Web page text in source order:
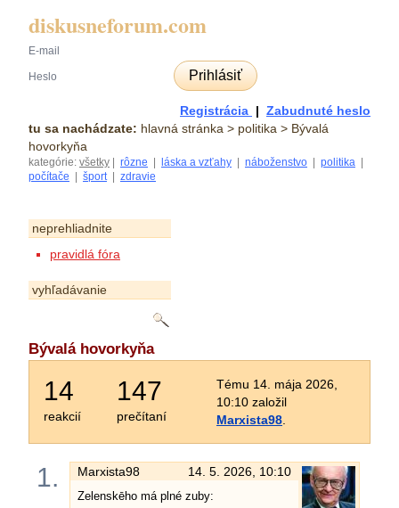
diskusneforum.com
Prihlásiť
Registrácia | Zabudnuté heslo
tu sa nachádzate: hlavná stránka > politika > Bývalá
hovorkyňa
kategórie: všetky rôzne láska a vzťahy náboženstvo politika
počítače
šport| zdravie
neprehliadnite
pravidlá fóra
vyhľadávanie
Bývalá hovorkyňa
14
reakcií
147
prečítaní
Tému 14. mája 2026,
10:10 založil
Marxista98
1. Marxista98 14. 5. 2026, 10:10
Zelenskēho má plné zuby: